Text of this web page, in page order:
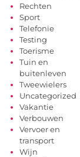
Rechten
Sport
Telefonie
Testing
Toerisme
Tuin en
buitenleven
Tweewielers
Uncategorized
Vakantie
Verbouwen
Vervoer en
transport
Wijn